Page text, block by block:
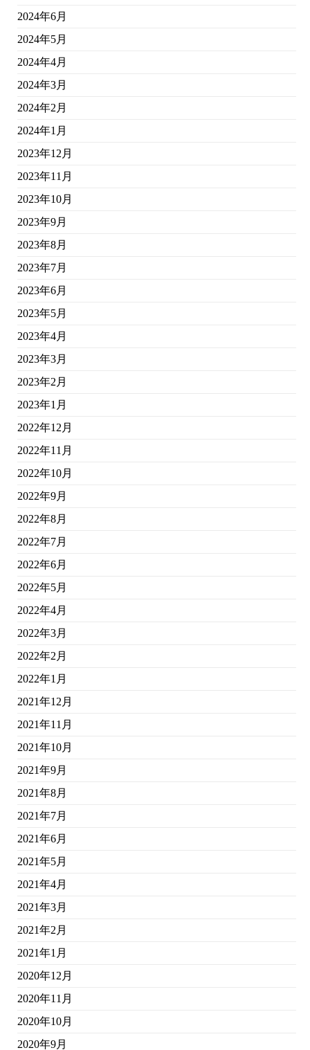
2024年6月
2024年5月
2024年4月
2024年3月
2024年2月
2024年1月
2023年12月
2023年11月
2023年10月
2023年9月
2023年8月
2023年7月
2023年6月
2023年5月
2023年4月
2023年3月
2023年2月
2023年1月
2022年12月
2022年11月
2022年10月
2022年9月
2022年8月
2022年7月
2022年6月
2022年5月
2022年4月
2022年3月
2022年2月
2022年1月
2021年12月
2021年11月
2021年10月
2021年9月
2021年8月
2021年7月
2021年6月
2021年5月
2021年4月
2021年3月
2021年2月
2021年1月
2020年12月
2020年11月
2020年10月
2020年9月